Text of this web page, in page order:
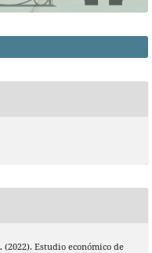
Estudio económico de